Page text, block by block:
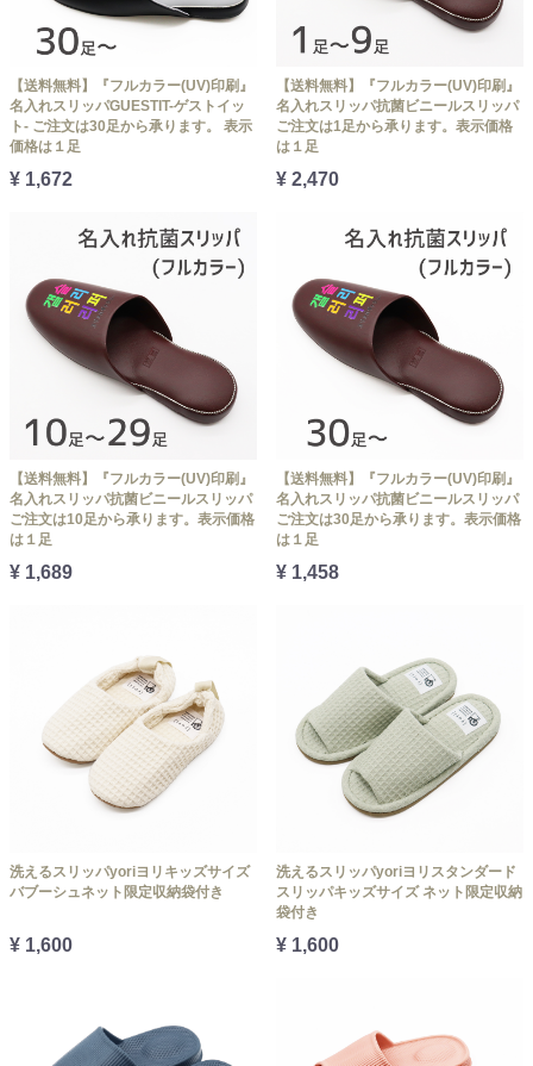
【送料無料】『フルカラー(UV)印刷』
名入れスリッパGUESTIT-ゲストイッ
ト- ご注文は30足から承ります。 表示
価格は１足
¥ 1,672
【送料無料】『フルカラー(UV)印刷』
名入れスリッパ抗菌ビニールスリッパ
ご注文は1足から承ります。表示価格
は１足
¥ 2,470
【送料無料】『フルカラー(UV)印刷』
名入れスリッパ抗菌ビニールスリッパ
ご注文は10足から承ります。表示価格
は１足
¥ 1,689
【送料無料】『フルカラー(UV)印刷』
名入れスリッパ抗菌ビニールスリッパ
ご注文は30足から承ります。表示価格
は１足
¥ 1,458
洗えるスリッパyoriヨリキッズサイズ
バブーシュネット限定収納袋付き
¥ 1,600
洗えるスリッパyoriヨリスタンダード
スリッパキッズサイズ ネット限定収納
袋付き
¥ 1,600